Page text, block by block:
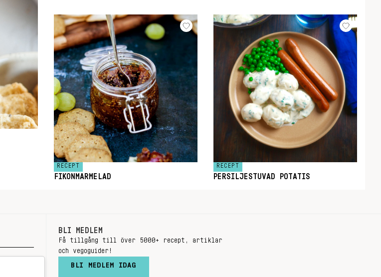
RECEPT
FIKONMARMELAD
RECEPT
PERSILJESTUVAD POTATIS
BLI MEDLEM
Få tillgång till över 5000+ recept, artiklar
och vegoguider!
BLI MEDLEM IDAG